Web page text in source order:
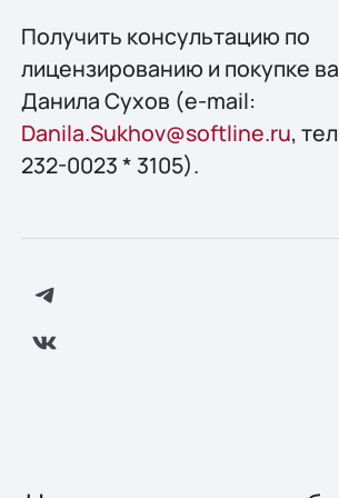
Получить конcультацию по
лицензированию и покупке
Данила Сухов (e-mail:
Danila.Sukhov@softline.ru,
232-0023 * 3105).